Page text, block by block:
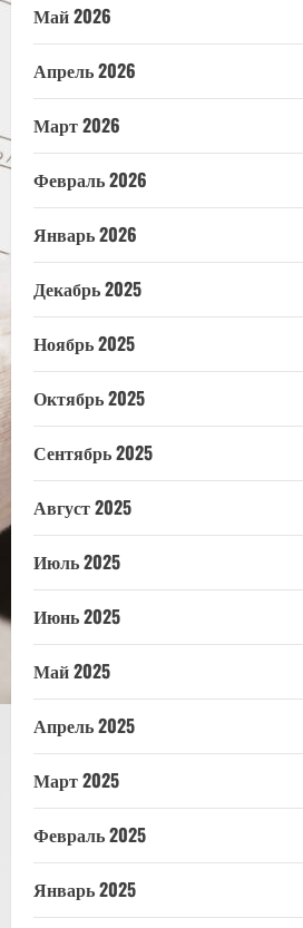
Май 2026
Апрель 2026
Март 2026
Февраль 2026
Январь 2026
Декабрь 2025
Ноябрь 2025
Октябрь 2025
Сентябрь 2025
Август 2025
Июль 2025
Июнь 2025
Май 2025
Апрель 2025
Март 2025
Февраль 2025
Январь 2025